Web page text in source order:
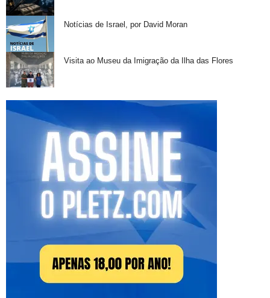
Notícias de Israel, por David Moran
Visita ao Museu da Imigração da Ilha das Flores